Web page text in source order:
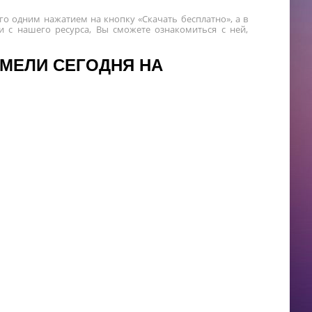
одним нажатием на кнопку «Скачать бесплатно», а в
нашего ресурса, Вы сможете ознакомиться с ней,
МЕЛИ СЕГОДНЯ НА